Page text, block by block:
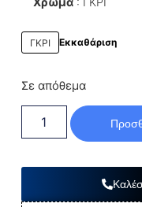
ΓΚΡΙ Εκκαθάριση
Σε απόθεμα